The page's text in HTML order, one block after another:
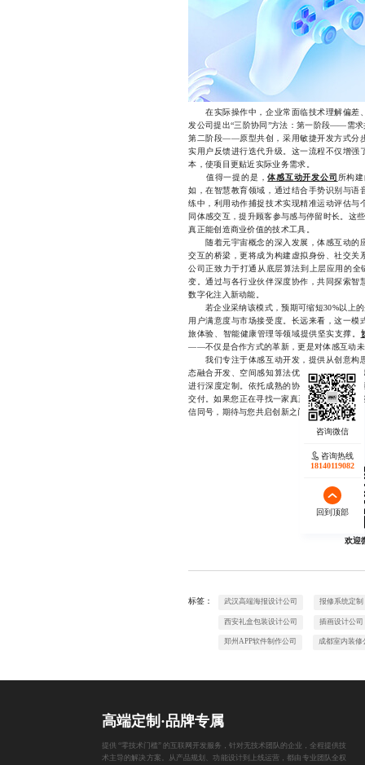
在实际操作中，企业常面临技术理解偏差
发公司提出“三阶协同”方法：第一阶段——需
第二阶段——原型共创，采用敏捷开发方式分
实用户反馈进行迭代升级。这一流程不仅增
本，使项目更贴近实际业务需求。
值得一提的是，体感互动开发公司 所构
如，在智慧教育领域，通过结合手势识别与
练中，利用动作捕捉技术实现精准运动评估
同体感交互，提升顾客参与感与停留时长。这
真正能创造商业价值的技术工具。
随着元宇宙概念的深入发展，体感互动的
交互的桥梁，更将成为构建虚拟身份、社交
公司正致力于打通从底层算法到上层应用的全
变。通过与各行业伙伴深度协作，共同探索
数字化注入新动能。
若企业采纳该模式，预期可缩短30%以上的
用户满意度与市场接受度。长远来看，这一
旅体验、智能健康管理等领域提供坚实支撑。
——不仅是合作方式的革新，更是对体感互动
我们专注于体感互动开发，提供从创意构
态融合开发、空间感知算法优化及跨平台部
进行深度定制。依托成熟的协同开发流程与
交付。如果您正在寻找一家真正懂体感交互、
信同号，期待与您共启创新之门。
欢迎
标签： 武汉高端海报设计公司 报修系统定制
西安礼盒包装设计公司 插画设计公司
郑州APP软件制作公司 成都室内装修
咨询热线
18140119082
回到顶部
高端定制·品牌专属
提供 “零技术门槛” 的互联网开发服务，针对无技术团队的企业，全程提供技
术主导的解决方案。从产品规划、功能设计到上线运营，都由专业团队全权